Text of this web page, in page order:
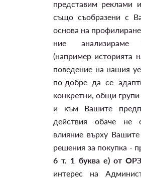
представим реклами
също съобразени с
основа на
ние анализираме
(например историята
поведение на нашия
по-добре да се
конкретни, общи
и към Вашите
действия обаче не
влияние върху
решения за покупка -
6 т. 1 буква е) от
интерес на